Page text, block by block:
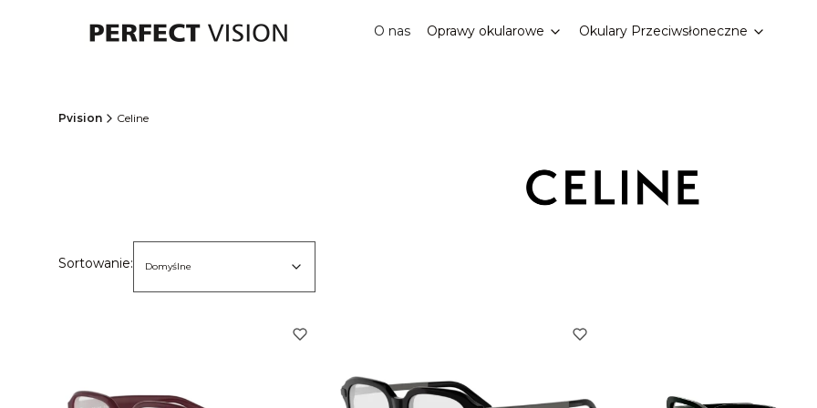
O nas Oprawy okularowe Okulary Przeciwsłoneczne
Pvision Celine
Lista produktów
Sortowanie: Domyślne
Domyślne